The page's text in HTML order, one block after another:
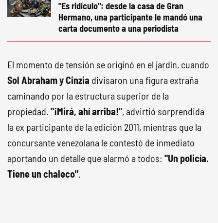
"Es ridículo": desde la casa de Gran
Hermano, una participante le mandó una
carta documento a una periodista
El momento de tensión se originó en el jardín, cuando
Sol Abraham y Cinzia divisaron una figura extraña
caminando por la estructura superior de la
propiedad. "¡Mirá, ahí arriba!", advirtió sorprendida
la ex participante de la edición 2011, mientras que la
concursante venezolana le contestó de inmediato
aportando un detalle que alarmó a todos: "Un policía.
Tiene un chaleco".